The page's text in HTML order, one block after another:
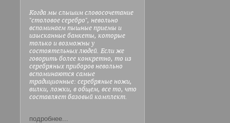
Когда мы слышим словосочетание
"столовое серебро", невольно
вспоминаем пышные приемы и
изысканные банкеты, которые
только и возможны у
состоятельных людей. Если же
говорить более конкретно, то из
серебряных приборов невольно
вспоминаются самые
традиционные: серебряные ножи,
вилки, ложки, в общем, все то, что
составляет базовый комплект.
подробнее...